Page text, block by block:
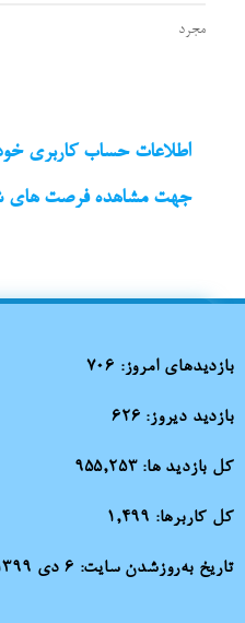
مجرد
اطلاعات حساب کاربری
جهت مشاهده فرصت های
بازدیدهای امروز: 706
بازدید دیروز: 626
کل بازدید ها:955,253
کل کاربرها: 1,499
تاریخ به‌روزشدن سایت: ۶ دی ۱۳۹۹